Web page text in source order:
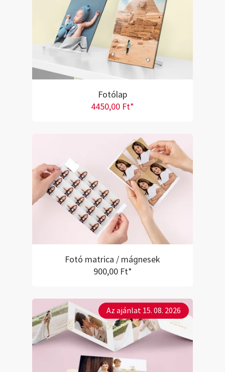
Fotólap
4450,00 Ft*
Fotó matrica / mágnesek
900,00 Ft*
Az ajánlat 15. 08. 2026